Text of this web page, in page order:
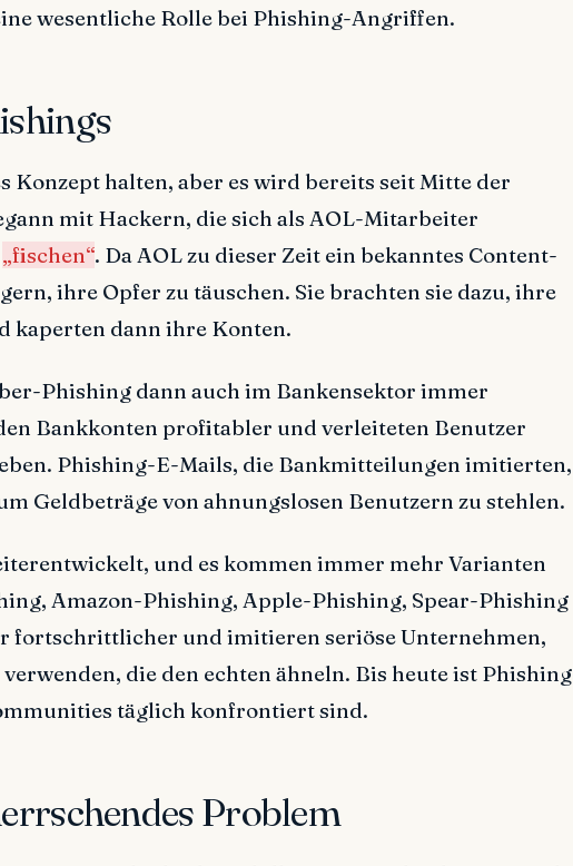
wesentliche Rolle bei Phishing-Angriffen.
Konzept halten, aber es wird bereits seit Mitte der
mit Hackern, die sich als AOL-Mitarbeiter
„fischen“. Da AOL zu dieser Zeit ein bekanntes Content-
ihre Opfer zu täuschen. Sie brachten sie dazu, ihre
kaperten dann ihre Konten.
Phishing dann auch im Bankensektor immer
Bankkonten profitabler und verleiteten Benutzer
Phishing-E-Mails, die Bankmitteilungen imitierten,
Geldbeträge von ahnungslosen Benutzern zu stehlen.
und es kommen immer mehr Varianten
Amazon-Phishing, Apple-Phishing, Spear-Phishing
fortschrittlicher und imitieren seriöse Unternehmen,
die den echten ähneln. Bis heute ist Phishing
täglich konfrontiert sind.
Problem